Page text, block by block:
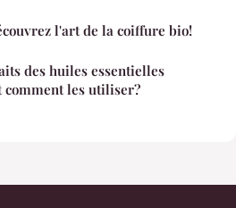
l'art de la coiffure bio!
des huiles essentielles
les utiliser?